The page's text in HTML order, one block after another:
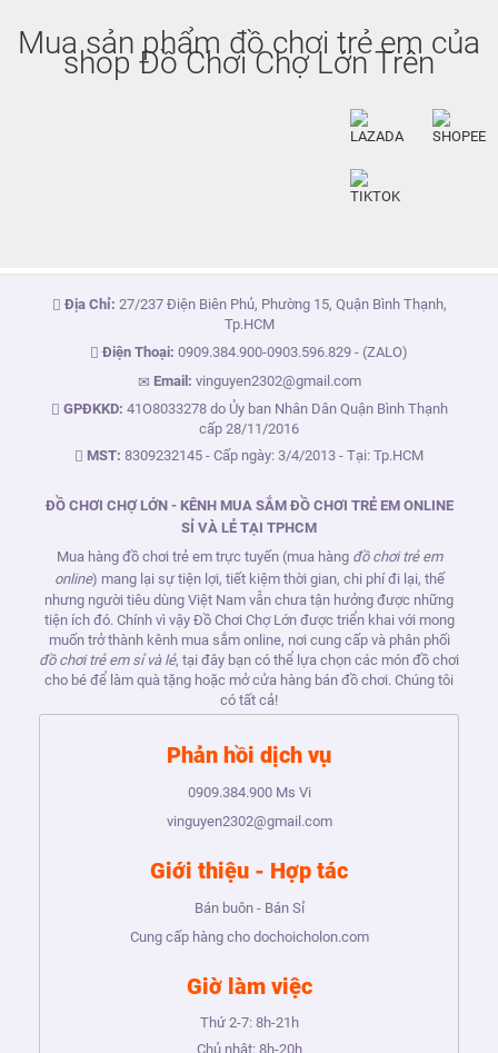
Mua sản phẩm đồ chơi trẻ em của
shop Đồ Chơi Chợ Lớn Trên
Địa Chỉ: 27/237 Điện Biên Phủ, Phường 15, Quận Bình Thạnh,
Tp.HCM
Điện Thoại: 0909.384.900-0903.596.829 - (ZALO)
Email: vinguyen2302@gmail.com
GPĐKKD: 41O8033278 do Ủy ban Nhân Dân Quận Bình Thạnh
cấp 28/11/2016
MST: 8309232145 - Cấp ngày: 3/4/2013 - Tại: Tp.HCM
ĐỒ CHƠI CHỢ LỚN - KÊNH MUA SẮM ĐỒ CHƠI TRẺ EM ONLINE
SỈ VÀ LẺ TẠI TPHCM
Mua hàng đồ chơi trẻ em trực tuyến (mua hàng đồ chơi trẻ em
online) mang lại sự tiện lợi, tiết kiệm thời gian, chi phí đi lại, thế
nhưng người tiêu dùng Việt Nam vẫn chưa tận hưởng được những
tiện ích đó. Chính vì vậy Đồ Chơi Chợ Lớn được triển khai với mong
muốn trở thành kênh mua sắm online, nơi cung cấp và phân phối
đồ chơi trẻ em sỉ và lẻ, tại đây bạn có thể lựa chọn các món đồ chơi
cho bé để làm quà tặng hoặc mở cửa hàng bán đồ chơi. Chúng tôi
có tất cả!
Phản hồi dịch vụ
0909.384.900Ms Vi
vinguyen2302@gmail.com
Giới thiệu - Hợp tác
Bán buôn - Bán Sỉ
Cung cấp hàng cho dochoicholon.com
Giờ làm việc
Thứ 2-7:8h-21h
Chủ nhật:8h-20h